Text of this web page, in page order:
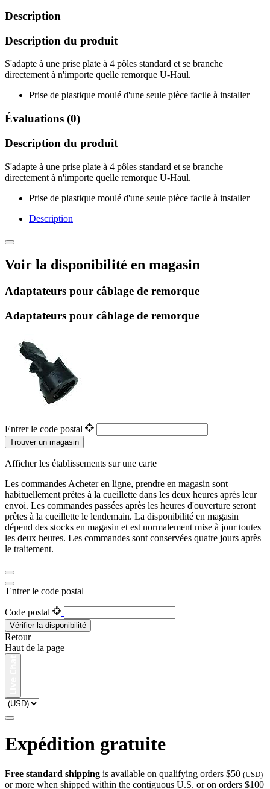
Description
Description du produit
S'adapte à une prise plate à 4 pôles standard et se branche
directement à n'importe quelle remorque U-Haul.
Prise de plastique moulé d'une seule pièce facile à installer
Évaluations (0)
Description du produit
S'adapte à une prise plate à 4 pôles standard et se branche
directement à n'importe quelle remorque U-Haul.
Prise de plastique moulé d'une seule pièce facile à installer
Description
Voir la disponibilité en magasin
Adaptateurs pour câblage de remorque
Adaptateurs pour câblage de remorque
Entrer le code postal
Trouver un magasin
Afficher les établissements sur une carte
Les commandes Acheter en ligne, prendre en magasin sont
habituellement prêtes à la cueillette dans les deux heures après leur
envoi. Les commandes passées après les heures d'ouverture seront
prêtes à la cueillette le lendemain. La disponibilité en magasin
dépend des stocks en magasin et est normalement mise à jour toutes
les deux heures. Les commandes sont conservées quatre jours après
le traitement.
Entrer le code postal
Code postal
Vérifier la disponibilité
Retour
Haut de la page
Expédition gratuite
Free standard shipping is available on qualifying orders $50 (USD)
or more when shipped within the contiguous U.S. or on orders $100